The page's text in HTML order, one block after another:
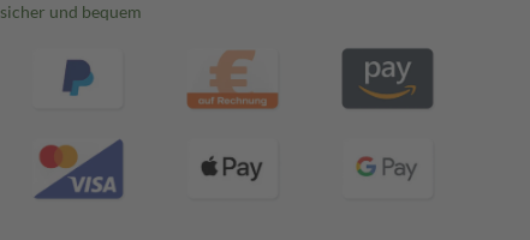
sicher und bequem